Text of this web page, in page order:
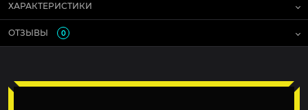
ХАРАКТЕРИСТИКИ
ОТЗЫВЫ 0